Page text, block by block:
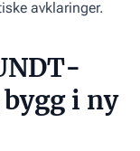
avklaringer.
i ny